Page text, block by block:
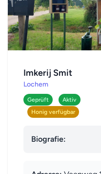
Imkerij Smit
Lochem
Geprüft
Aktiv
Honig verfügbar
Biografie: